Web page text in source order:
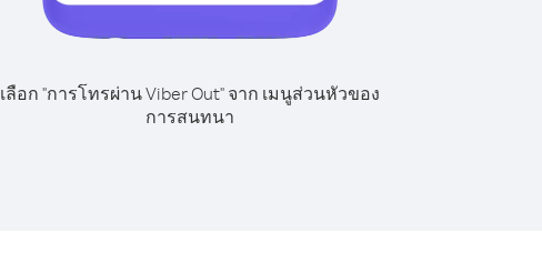
เลือก "การโทรผ่าน Viber Out" จาก เมนูส่วนหัวของ
การสนทนา